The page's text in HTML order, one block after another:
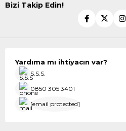
Bizi Takip Edin!
Yardıma mı ihtiyacın var?
S.S.S.
0850 305 3401
[email protected]